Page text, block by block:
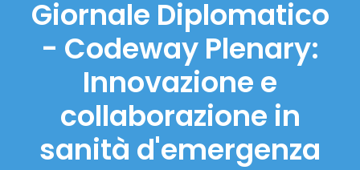
Giornale Diplomatico
- Codeway Plenary:
Innovazione e
collaborazione in
sanità d'emergenza